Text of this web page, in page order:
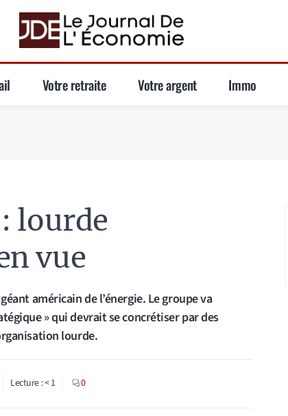
Votre retraite Votre argent Immo
lourde
vue
américain de l’énergie. Le groupe va
» qui devrait se concrétiser par des
lourde.
Lecture :< 1 0